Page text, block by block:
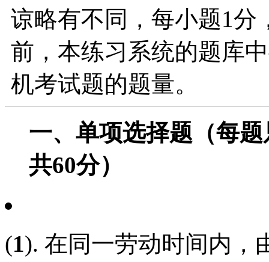
谅略有不同，每小题1分
前，本练习系统的题库
机考试题的题量。
一、单项选择题（每
共60分）
(1). 在同一劳动时间内，